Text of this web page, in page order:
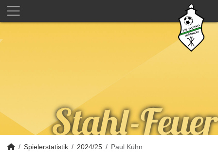
Spielerstatistik 2024/25 Paul Kühn